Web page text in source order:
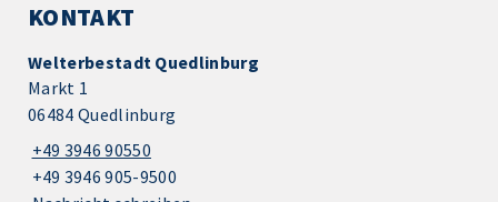
KONTAKT
Welterbestadt Quedlinburg
Markt 1
06484 Quedlinburg
+49 3946 90550
+49 3946 905-9500